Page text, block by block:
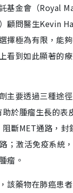
基金會（Royal
問醫生Kevin
擇極為有限，能
看到如此顯著的
主要透過三種途
助於腫瘤生長的表
阻斷MET通路，
；激活免疫系統
瘤。
該藥物在肺癌患